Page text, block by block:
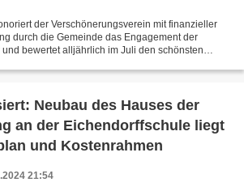
der Verschönerungsverein mit finanzieller
durch die Gemeinde das Engagement der
bewertet alljährlich im Juli den schönsten
Neubau des Hauses der
an der Eichendorffschule liegt
und Kostenrahmen
21:54